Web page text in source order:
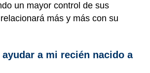
un mayor control de sus
más y más con su
ayudar a mi recién nacido a